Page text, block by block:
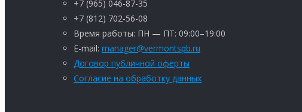
+7 (965) 046-87-35
+7 (812) 702-56-08
Время работы: ПН — ПТ: 09:00–19:00
E-mail: manager@vermontspb.ru
Договор публичной оферты
Согласие на обработку данных